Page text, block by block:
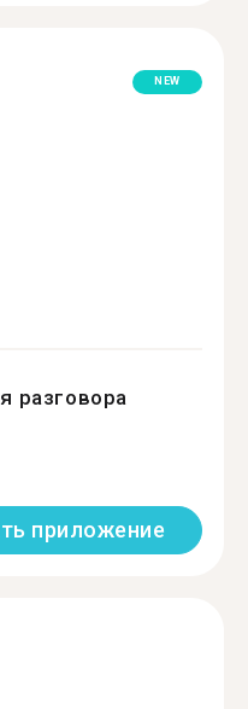
NEW
разговора
приложение